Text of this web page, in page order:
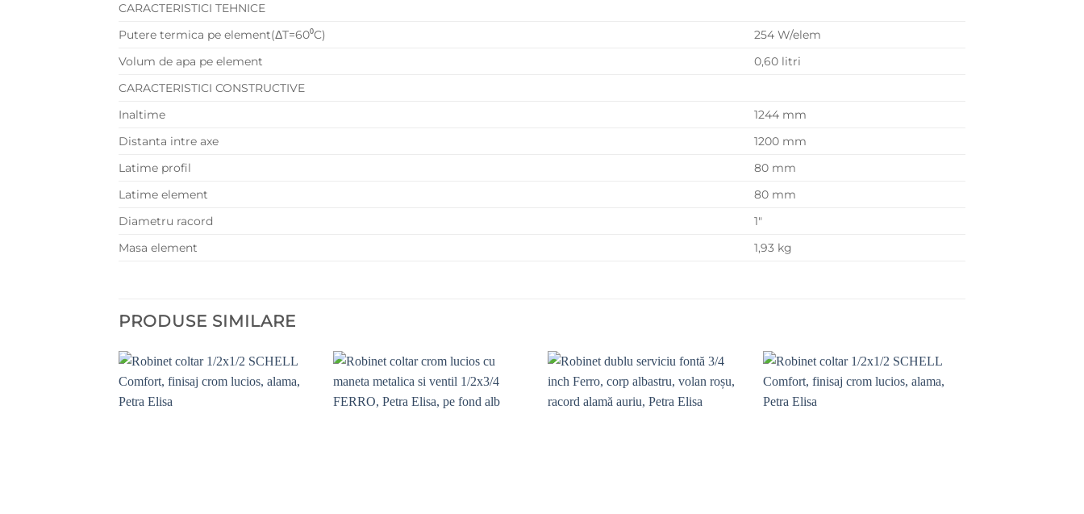
CARACTERISTICI TEHNICE
Putere termica pe element(ΔT=60⁰C)
254 W/elem
Volum de apa pe element
0,60 litri
CARACTERISTICI CONSTRUCTIVE
Inaltime
1244 mm
Distanta intre axe
1200 mm
Latime profil
80 mm
Latime element
80 mm
Diametru racord
1″
Masa element
1,93 kg
PRODUSE SIMILARE
Adaugă la
Favorite
Adaugă la
Favorite